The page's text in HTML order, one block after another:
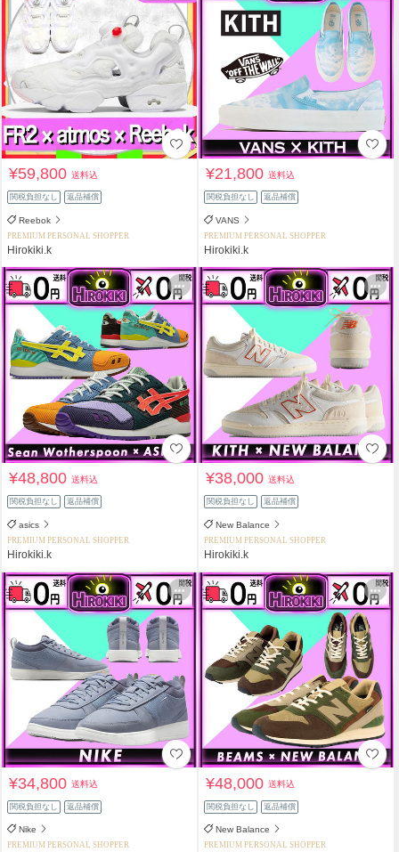
¥59,800送料込
関税負担なし 返品補償
Reebok
PREMIUM PERSONAL SHOPPER
Hirokiki.k
¥21,800送料込
関税負担なし 返品補償
VANS
PREMIUM PERSONAL SHOPPER
Hirokiki.k
¥48,800送料込
関税負担なし 返品補償
asics
PREMIUM PERSONAL SHOPPER
Hirokiki.k
¥38,000送料込
関税負担なし 返品補償
New Balance
PREMIUM PERSONAL SHOPPER
Hirokiki.k
¥34,800送料込
関税負担なし 返品補償
Nike
PREMIUM PERSONAL SHOPPER
¥48,000送料込
関税負担なし 返品補償
New Balance
PREMIUM PERSONAL SHOPPER